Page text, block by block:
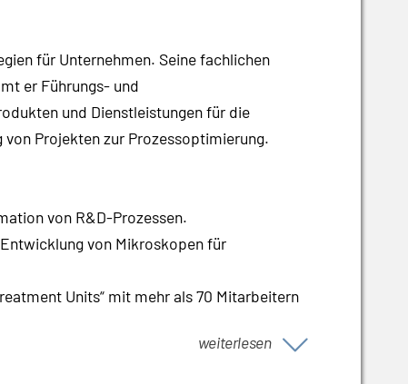
für Unternehmen. Seine fachlichen
er Führungs- und
und Dienstleistungen für die
Projekten zur Prozessoptimierung.
von R&D-Prozessen.
von Mikroskopen für
Units“ mit mehr als 70 Mitarbeitern
weiterlesen